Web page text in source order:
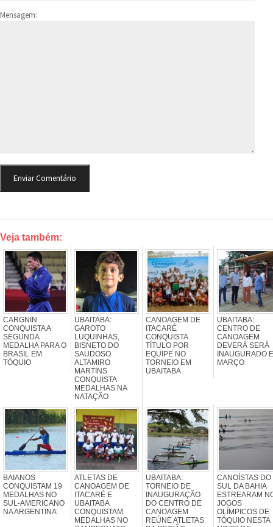
Mensagem:
Veja também:
CARGNIN
CONQUISTA A
SEGUNDA
MEDALHA PARA O
BRASIL EM
TÓQUIO
UBAITABA:
GAROTO
LUQUINHAS,
BISNETO DO
SAUDOSO
ALTAMIRO
MARTINS
CONQUISTA
MEDALHAS NA
NATAÇÃO
CANOAGEM DE
ITACARÉ
CONQUISTA
TÍTULO POR
EQUIPE NO
TORNEIO EM
UBAITABA
UBAITABA:
CENTRO DE
CANOAGEM
DEVERÁ SERÁ
INAUGURADO
MARÇO
BAIANOS
CONQUISTAM 19
MEDALHAS NO
SUL-AMERICANO
NA ARGENTINA
ATLETAS DE
CANOAGEM DE
ITACARÉ E
UBAITABA
CONQUISTAM
MEDALHAS NO
UBAITABA:
TORNEIO DE
INAUGURAÇÃO
DO CENTRO DE
CANOAGEM
REÚNE ATLETAS
CANOÍSTAS DO
SUL DA BAHIA
ESTREARAM
JOGOS
OLÍMPICOS DE
TÓQUIO NESTA